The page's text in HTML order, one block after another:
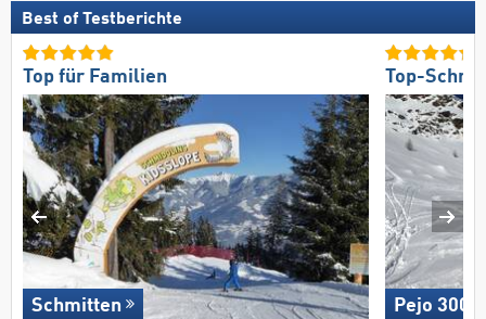
Best of Testberichte
Top für Familien
Schmitten
Top-
Pejo 3000